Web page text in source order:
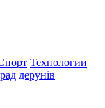
Технологии
дерунів